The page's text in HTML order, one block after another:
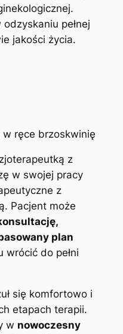
pełnej
jakości życia.
z
w swojej pracy
z
Pacjent może
plan
wrócić do pełni
się komfortowo i
etapach terapii.
w nowoczesny